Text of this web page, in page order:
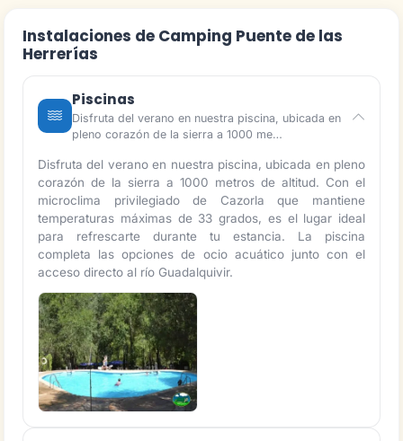
Instalaciones de Camping Puente de las
Herrerías
Piscinas
Disfruta del verano en nuestra piscina, ubicada en
pleno corazón de la sierra a 1000 me…
Disfruta del verano en nuestra piscina, ubicada en pleno
corazón de la sierra a 1000 metros de altitud. Con el
microclima privilegiado de Cazorla que mantiene
temperaturas máximas de 33 grados, es el lugar ideal
para refrescarte durante tu estancia. La piscina
completa las opciones de ocio acuático junto con el
acceso directo al río Guadalquivir.